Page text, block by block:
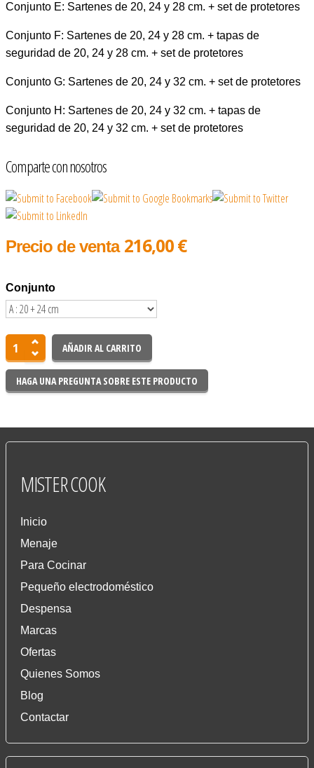
Conjunto E: Sartenes de 20, 24 y 28 cm. + set de protetores
Conjunto F: Sartenes de 20, 24 y 28 cm. + tapas de
seguridad de 20, 24 y 28 cm. + set de protetores
Conjunto G: Sartenes de 20, 24 y 32 cm. + set de protetores
Conjunto H: Sartenes de 20, 24 y 32 cm. + tapas de
seguridad de 20, 24 y 32 cm. + set de protetores
Comparte con nosotros
Precio de venta 216,00 €
Conjunto
HAGA UNA PREGUNTA SOBRE ESTE PRODUCTO
MISTERCOOK
Inicio
Menaje
Para Cocinar
Pequeño electrodoméstico
Despensa
Marcas
Ofertas
Quienes Somos
Blog
Contactar